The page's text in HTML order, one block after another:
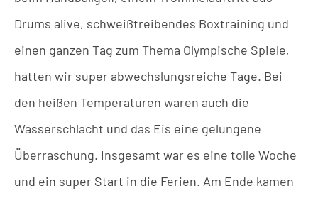
Drums alive, schweißtreibendes Boxtraining und
einen ganzen Tag zum Thema Olympische Spiele,
hatten wir super abwechslungsreiche Tage. Bei
den heißen Temperaturen waren auch die
Wasserschlacht und das Eis eine gelungene
Überraschung. Insgesamt war es eine tolle Woche
und ein super Start in die Ferien. Am Ende kamen